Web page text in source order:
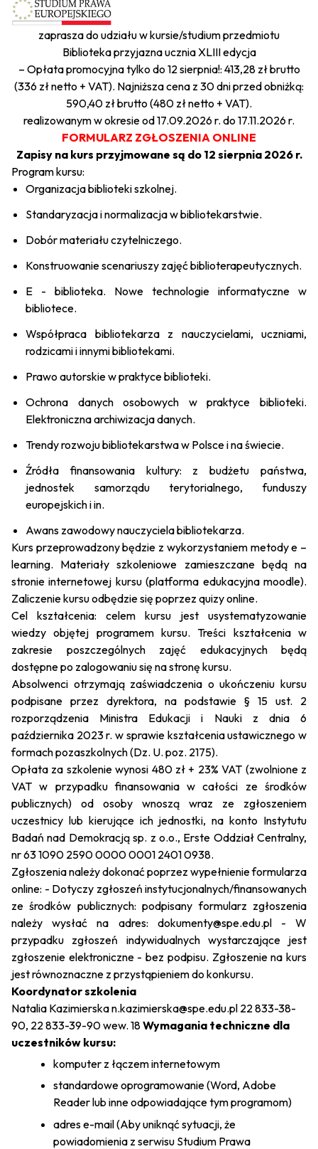
zaprasza do udziału w kursie/studium przedmiotu
Biblioteka przyjazna ucznia XLIII edycja
– Opłata promocyjna tylko do 12 sierpnia!: 413,28 zł brutto
(336 zł netto + VAT). Najniższa cena z 30 dni przed obniżką:
590,40 zł brutto (480 zł netto + VAT).
realizowanym w okresie od 17.09.2026 r. do 17.11.2026 r.
FORMULARZ ZGŁOSZENIA ONLINE
Zapisy na kurs przyjmowane są do 12 sierpnia 2026 r.
Program kursu:
Organizacja biblioteki szkolnej.
Standaryzacja i normalizacja w bibliotekarstwie.
Dobór materiału czytelniczego.
Konstruowanie scenariuszy zajęć biblioterapeutycznych.
E - biblioteka. Nowe technologie informatyczne w
bibliotece.
Współpraca bibliotekarza z nauczycielami, uczniami,
rodzicami i innymi bibliotekami.
Prawo autorskie w praktyce biblioteki.
Ochrona danych osobowych w praktyce biblioteki.
Elektroniczna archiwizacja danych.
Trendy rozwoju bibliotekarstwa w Polsce i na świecie.
Źródła finansowania kultury: z budżetu państwa,
jednostek samorządu terytorialnego, funduszy
europejskich i in.
Awans zawodowy nauczyciela bibliotekarza.
Kurs przeprowadzony będzie z wykorzystaniem metodye –
learning. Materiały szkoleniowe zamieszczane będą na
stronie internetowej kursu (platforma edukacyjna moodle).
Zaliczenie kursu odbędzie się poprzez quizy online.
Cel kształcenia: celem kursu jest usystematyzowanie
wiedzy objętej programem kursu. Treści kształcenia w
zakresie poszczególnych zajęć edukacyjnych będą
dostępne po zalogowaniu się na stronę kursu.
Absolwenci otrzymają zaświadczenia o ukończeniu kursu
podpisane przez dyrektora, na podstawie § 15 ust. 2
rozporządzenia Ministra Edukacji i Nauki z dnia 6
października 2023 r. w sprawie kształcenia ustawicznego w
formach pozaszkolnych (Dz. U. poz. 2175).
Opłata za szkolenie wynosi 480 zł + 23% VAT (zwolnione z
VAT w przypadku finansowania w całości ze środków
publicznych) od osoby wnoszą wraz ze zgłoszeniem
uczestnicy lub kierujące ich jednostki, na konto Instytutu
Badań nad Demokracją sp. z o.o., Erste Oddział Centralny,
nr 63 1090 2590 0000 0001 2401 0938.
Zgłoszenia należy dokonać poprzez wypełnienie formularza
online: - Dotyczy zgłoszeń instytucjonalnych/finansowanych
ze środków publicznych: podpisany formularz zgłoszenia
należy wysłać na adres: dokumenty@spe.edu.pl - W
przypadku zgłoszeń indywidualnych wystarczające jest
zgłoszenie elektroniczne - bez podpisu. Zgłoszenie na kurs
jest równoznaczne z przystąpieniem do konkursu.
Koordynator szkolenia
Natalia Kazimierskan.kazimierska@spe.edu.pl 22 833-38-
90, 22 833-39-90 wew. 18Wymagania techniczne dla
uczestników kursu:
komputer z łączem internetowym
standardowe oprogramowanie (Word, Adobe
Reader lub inne odpowiadające tym programom)
adres e-mail (Aby uniknąć sytuacji, że
powiadomienia z serwisu Studium Prawa